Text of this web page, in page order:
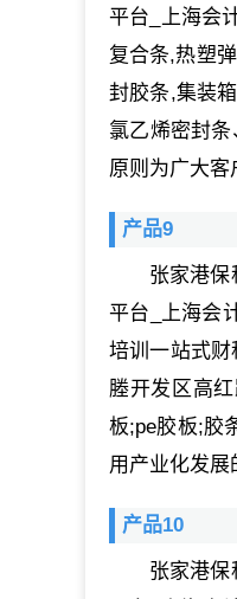
平台_上海会
复合条,热塑
封胶条,集装
氯乙烯密封
原则为广大客
产品9
张家港
平台_上海会
培训一站式
塍开发区高
板;pe胶板;胶
用产业化发展
产品10
张家港